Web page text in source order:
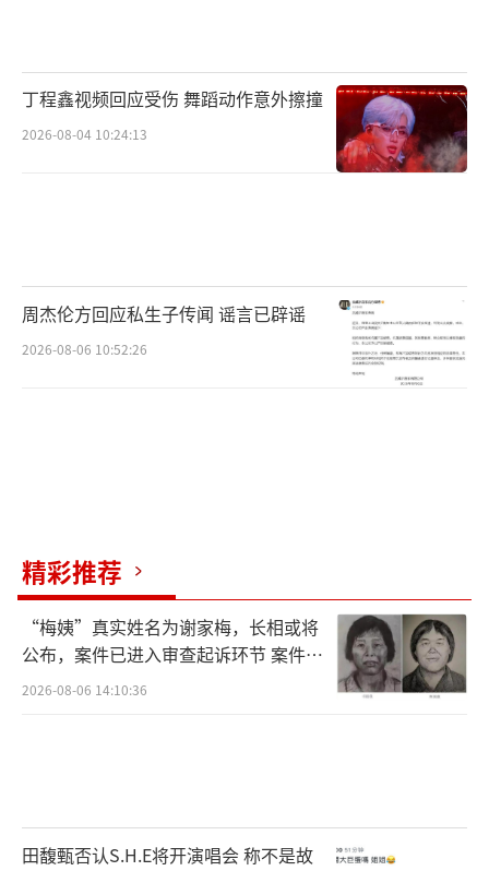
丁程鑫视频回应受伤 舞蹈动作意外擦撞
2026-08-04 10:24:13
周杰伦方回应私生子传闻 谣言已辟谣
2026-08-06 10:52:26
精彩推荐
“梅姨”真实姓名为谢家梅，长相或将
公布，案件已进入审查起诉环节 案件迎
来新进展
2026-08-06 14:10:36
田馥甄否认S.H.E将开演唱会 称不是故